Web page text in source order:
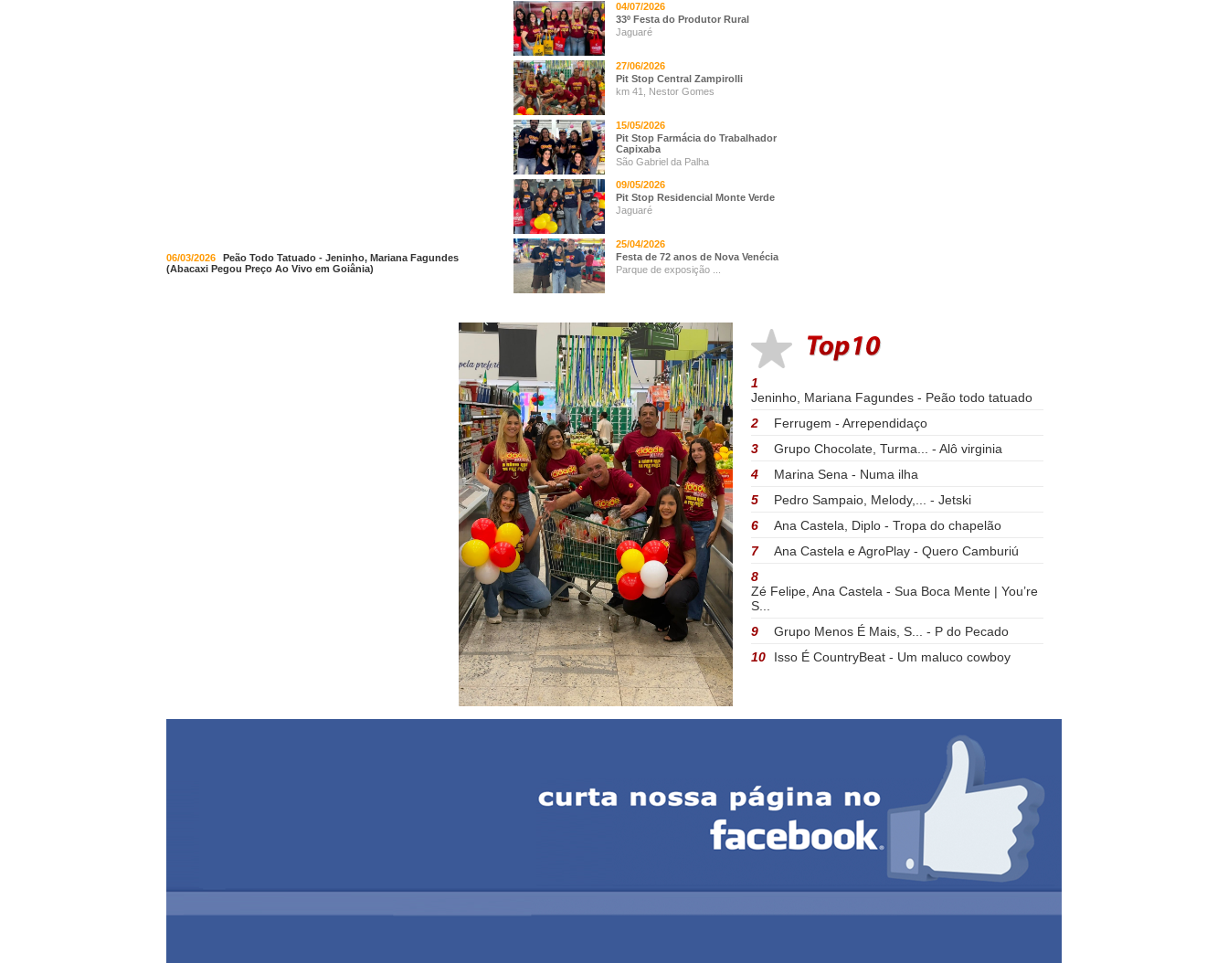
06/03/2026
Peão Todo Tatuado - Jeninho, Mariana Fagundes
(Abacaxi Pegou Preço Ao Vivo em Goiânia)
04/07/2026
33º Festa do Produtor Rural
Jaguaré
27/06/2026
Pit Stop Central Zampirolli
km 41, Nestor Gomes
15/05/2026
Pit Stop Farmácia do Trabalhador
Capixaba
São Gabriel da Palha
09/05/2026
Pit Stop Residencial Monte Verde
Jaguaré
25/04/2026
Festa de 72 anos de Nova Venécia
Parque de exposição ...
1
Jeninho, Mariana Fagundes - Peão todo tatuado
2
Ferrugem - Arrependidaço
3
Grupo Chocolate, Turma... - Alô virginia
4
Marina Sena - Numa ilha
5
Pedro Sampaio, Melody,... - Jetski
6
Ana Castela, Diplo - Tropa do chapelão
7
Ana Castela e AgroPlay - Quero Camburiú
8
Zé Felipe, Ana Castela - Sua Boca Mente | You’re
S...
9
Grupo Menos É Mais, S... - P do Pecado
10
Isso É CountryBeat - Um maluco cowboy